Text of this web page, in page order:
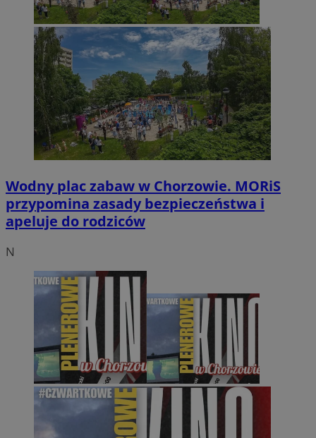
Wodny plac zabaw w Chorzowie. MORiS
przypomina zasady bezpieczeństwa i
apeluje do rodziców
N